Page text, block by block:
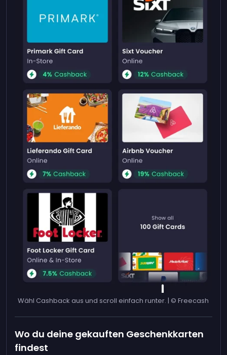
Wähl Cashback aus und scroll einfach runter. | © Freecash
Wo du deine gekauften Geschenkkarten
findest